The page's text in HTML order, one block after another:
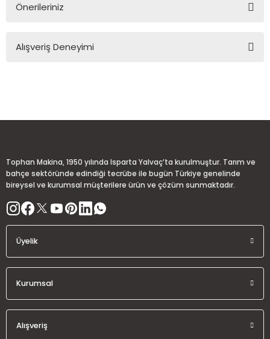
Önerileriniz
konularda yetersiz gördüğünüz noktaları öneri formunu
Bu ürüne benzer farklı alternatifler olmalı.
Alışveriş Deneyimi
Tophan Makina, 1950 yılında Isparta Yalvaç’ta kurulmuştur. Tarım ve
bahçe sektöründe edindiği tecrübe ile bugün Türkiye genelinde
bireysel ve kurumsal müşterilere ürün ve çözüm sunmaktadır.
Üyelik
Kurumsal
Alışveriş